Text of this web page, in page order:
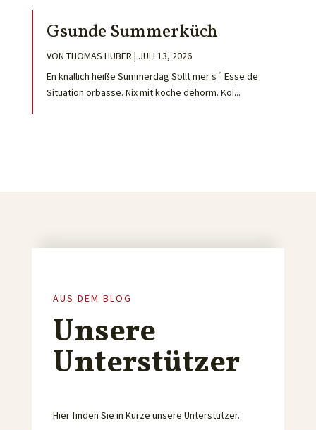
Gsunde Summerküch
VON THOMAS HUBER | JULI 13, 2026
En knallich heiße Summerdäg Sollt mer s´ Esse de
Situation orbasse. Nix mit koche dehorm. Koi...
AUS DEM BLOG
Unsere
Unterstützer
Hier finden Sie in Kürze unsere Unterstützer.